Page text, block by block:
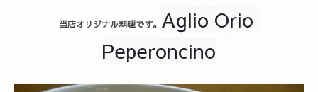
当店オリジナル料理です。 Aglio Orio
Peperoncino